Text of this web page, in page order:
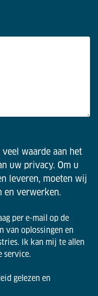
veel waarde aan het
uw privacy. Om u
leveren, moeten wij
en verwerken.
per e-mail op de
van oplossingen en
Ik kan mij te allen
service.
gelezen en